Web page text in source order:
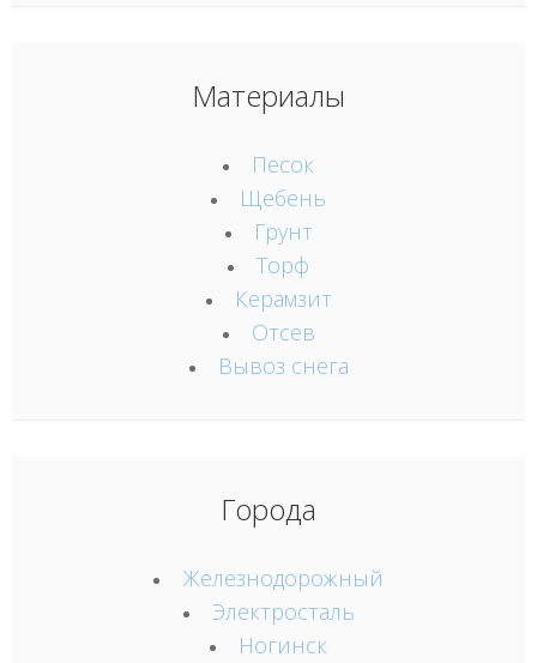
Материалы
Песок
Щебень
Грунт
Торф
Керамзит
Отсев
Вывоз снега
Города
Железнодорожный
Электросталь
Ногинск